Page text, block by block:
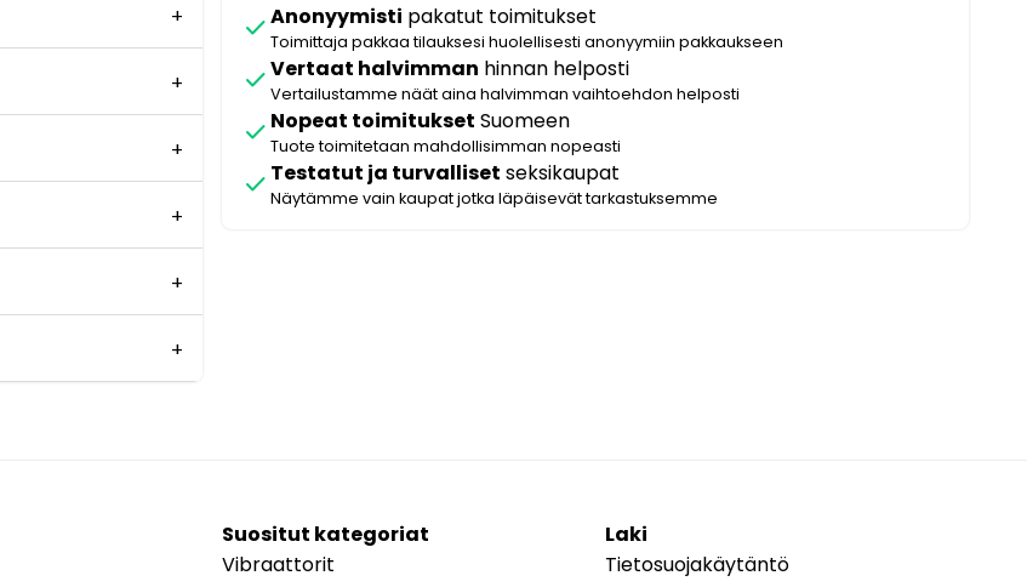
checkAnonyymisti pakatut toimitukset
Toimittaja pakkaa tilauksesi huolellisesti anonyymiin pakkaukseen
checkVertaat halvimman hinnan helposti
Vertailustamme näät aina halvimman vaihtoehdon helposti
check Nopeat toimitukset Suomeen
Tuote toimitetaan mahdollisimman nopeasti
check Testatut ja turvalliset seksikaupat
Näytämme vain kaupat jotka läpäisevät tarkastuksemme
Suositut kategoriat
Vibraattorit
Laki
Tietosuojakäytäntö